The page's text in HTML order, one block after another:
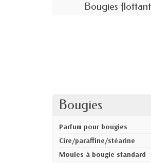
Bougies
Bougies
Parfum pour bougies
Cire/paraffine/stéarine
Moules à bougie standard